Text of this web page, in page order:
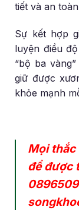
tiết và an
Sự kết hợp
luyện điều
“bộ ba
giữ được
khỏe mạnh
Mọi thắc
để được